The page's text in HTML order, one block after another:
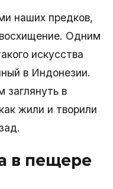
наших предков,
Одним
искусства
в Индонезии.
заглянуть в
жили и творили
в пещере